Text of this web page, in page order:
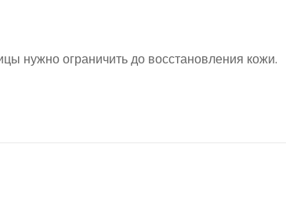
нужно ограничить до восстановления кожи.